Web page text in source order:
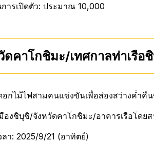
ารเปิดตัว: ประมาณ 10,000
ดคาโกชิมะ/เทศกาลท่าเรือ
กไม้ไฟสามคนแข่งขันเพื่อส่องสว่างค่ำคื
องชิบุชิ/จังหวัดคาโกชิมะ/อาคารเรือโดย
ลา: 2025/9/21 (อาทิตย์)